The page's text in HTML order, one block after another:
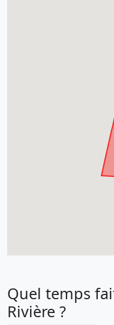
Quel temps
Rivière ?